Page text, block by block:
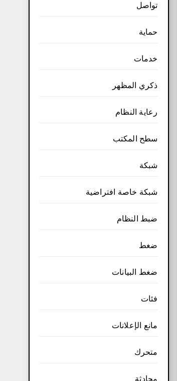
تواصل
حماية
خدمات
ذكري المظهر
رعاية النظام
سطح المكتب
شبكة
شبكة خاصة افتراضية
ضبط النظام
ضغط
ضغط البيانات
فئات
مانع الإعلانات
متحرك
محادثة